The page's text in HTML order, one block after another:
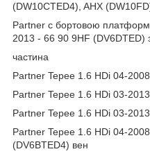
(DW10CTED4), AHX
Partner c бортовою
2013 - 66 90 9HF
частина
Partner Tepee 1.6 HDi 04-
Partner Tepee 1.6 HDi 03-
Partner Tepee 1.6 HDi 03-
Partner Tepee 1.6 HDi 04-
(DV6BTED4) вен